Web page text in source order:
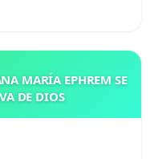
MARÍA EPHREM SE
DE DIOS